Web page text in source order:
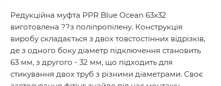
Редукційна муфта PPR Blue Ocean 63х32
виготовлена ??з поліпропілену. Конструкція
виробу складається з двох товстостінних відрізків,
де з одного боку діаметр підключення становить
63 мм, з другого - 32 мм, що підходить для
стикування двох труб з різними діаметрами. Своє